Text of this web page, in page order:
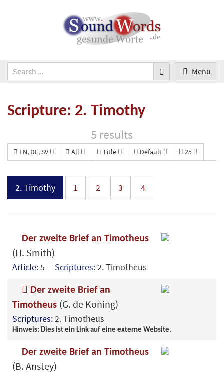
Menu
Scripture: 2. Timothy
5 results
EN, DE, SV All Title Default 25
2. Timothy 1 2 3 4
Der zweite Brief an Timotheus
(H. Smith)
Article:5 Scriptures:2. Timotheus
Der zweite Brief an
Timotheus (G. de Koning)
Scriptures:2. Timotheus
Hinweis: Dies ist ein Link auf eine externe Website.
Der zweite Brief an Timotheus
(B. Anstey)